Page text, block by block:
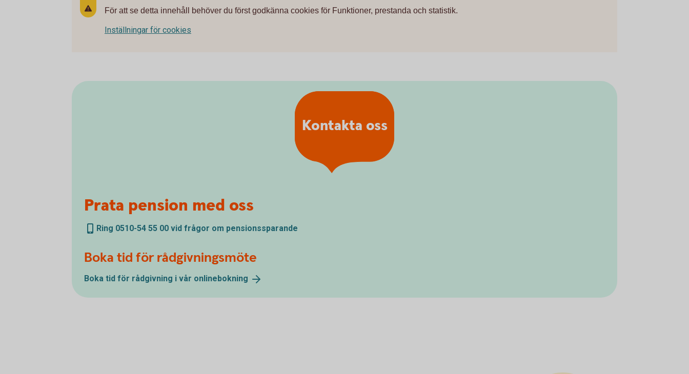
För att se detta innehåll behöver du först godkänna cookies för Funktioner, prestanda och statistik.
Inställningar för cookies
Kontakta oss
Prata pension med oss
Ring 0510-54 55 00 vid frågor om pensionssparande
Boka tid för rådgivningsmöte
Boka tid för rådgivning i vår onlinebokning